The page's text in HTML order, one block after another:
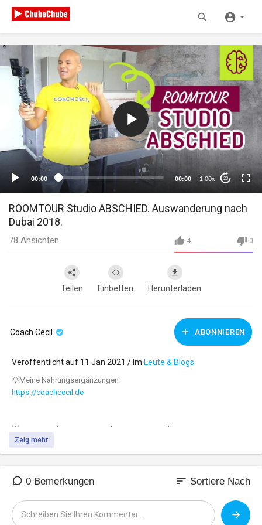
00:00 00:00 1.00x 20
ROOMTOUR Studio ABSCHIED. Auswanderung nach
Dubai 2018.
4 0
78 Ansichten
Teilen Einbetten Herunterladen
Coach Cecil ABONNIEREN
Veröffentlicht auf 11 Jan 2021 / Im Leute & Blogs
⁣⁣⁣⁣⁣⁣⁣⁣⁣⁣⁣⁣⁣⁣⁣⁣⁣⁣⁣💡Meine Nahrungsergänzungen
https://coachcecil.de
💡 Mein Coaching zum Traumkörper & Gesundheit
https://maximumprinzip.com
💡 Mein Coaching zum Traumkörper & Gesundheit - 5 kostenlose
https://maximumprinzip.com/freetour
Zeig mehr
0 Bemerkungen sort Sortiere Nach